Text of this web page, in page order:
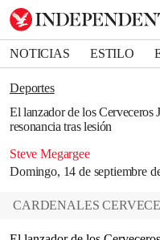
NOTICIAS ESTILO
DEPORTES
Deportes
El lanzador de los Cerveceros
resonancia tras lesión
Steve Megargee
Domingo, 14 de septiembre
Bookmark
Removed from bookmarks
Close popover
CARDENALES